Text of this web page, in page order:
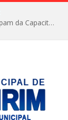
Servidores e Vereadores de Almeirim Participam da Capacitação “Orientar é a Nossa Missão”